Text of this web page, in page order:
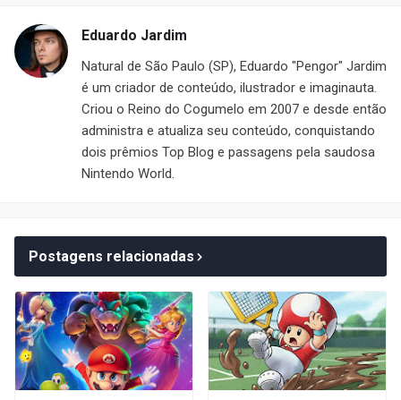
Eduardo Jardim
Natural de São Paulo (SP), Eduardo "Pengor" Jardim
é um criador de conteúdo, ilustrador e imaginauta.
Criou o Reino do Cogumelo em 2007 e desde então
administra e atualiza seu conteúdo, conquistando
dois prêmios Top Blog e passagens pela saudosa
Nintendo World.
Postagens relacionadas